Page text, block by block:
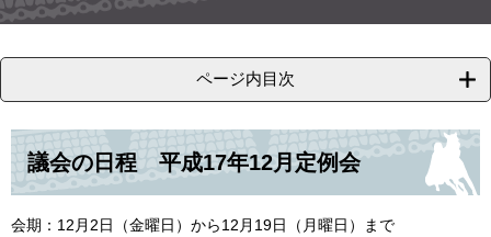
本
へ
ページ内目次
議会の日程 平成17年12月定例会
会期：12月2日（金曜日）から12月19日（月曜日）まで